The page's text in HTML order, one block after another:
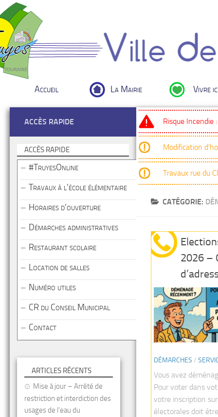
Accueil La Mairie Vivre
Risque Incendie
Modification
Travaux rue du
CATÉGORIE:
2026 –
DÉMARCHES /
Vous avez
Pour voter dans
votre inscription
électorales doit
ACCÈS RAPIDE
ACCÈS RAPIDE
#TruyesOnline
Travaux à l’école élémentaire
Horaires d’ouverture
Démarches administratives
Restaurant scolaire
Location de salles
Numéro utiles
CR du Conseil Municipal
Contact
ARTICLES RÉCENTS
Mise à jour – Arrêté de
restriction et interdiction des
usages de l’eau du